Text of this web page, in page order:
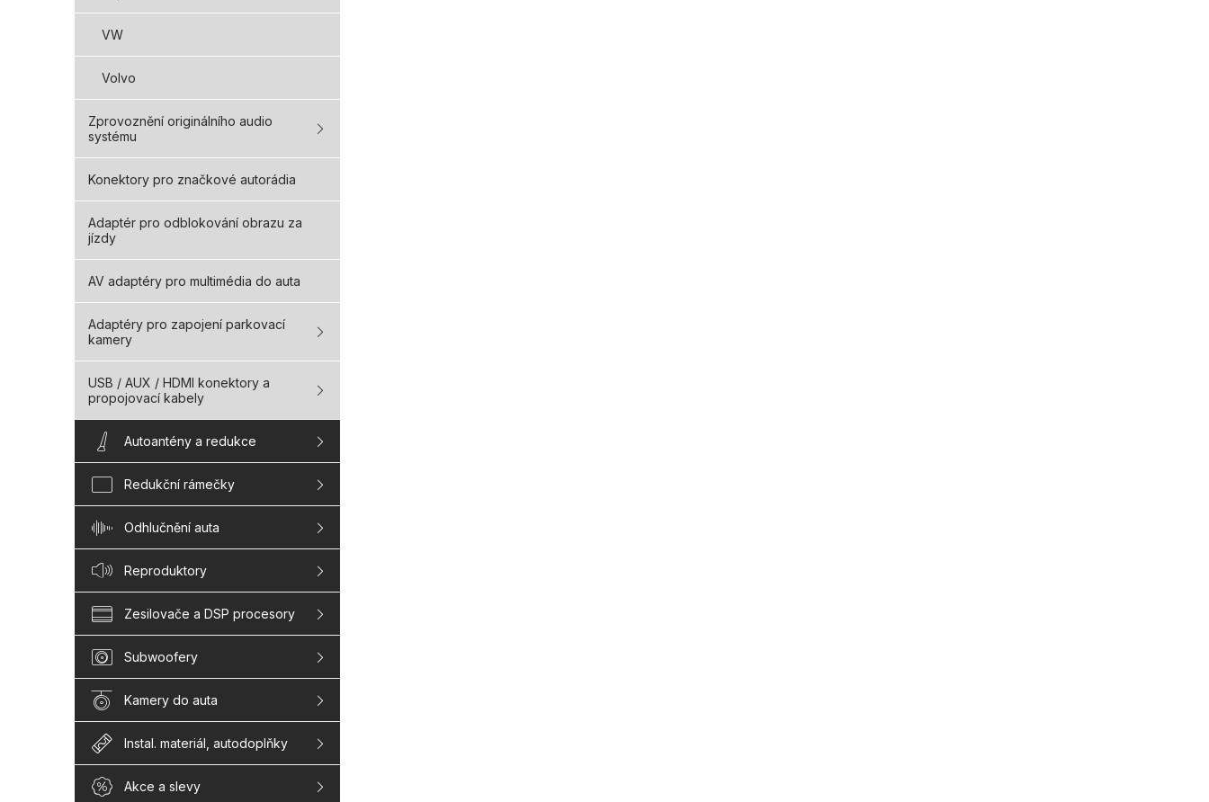
VW
Volvo
Zprovoznění originálního audio
systému
Konektory pro značkové autorádia
Adaptér pro odblokování obrazu za
jízdy
AV adaptéry pro multimédia do auta
Adaptéry pro zapojení parkovací
kamery
USB / AUX / HDMI konektory a
propojovací kabely
Autoantény a redukce
Redukční rámečky
Odhlučnění auta
Reproduktory
Zesilovače a DSP procesory
Subwoofery
Kamery do auta
Instal. materiál, autodoplňky
Akce a slevy